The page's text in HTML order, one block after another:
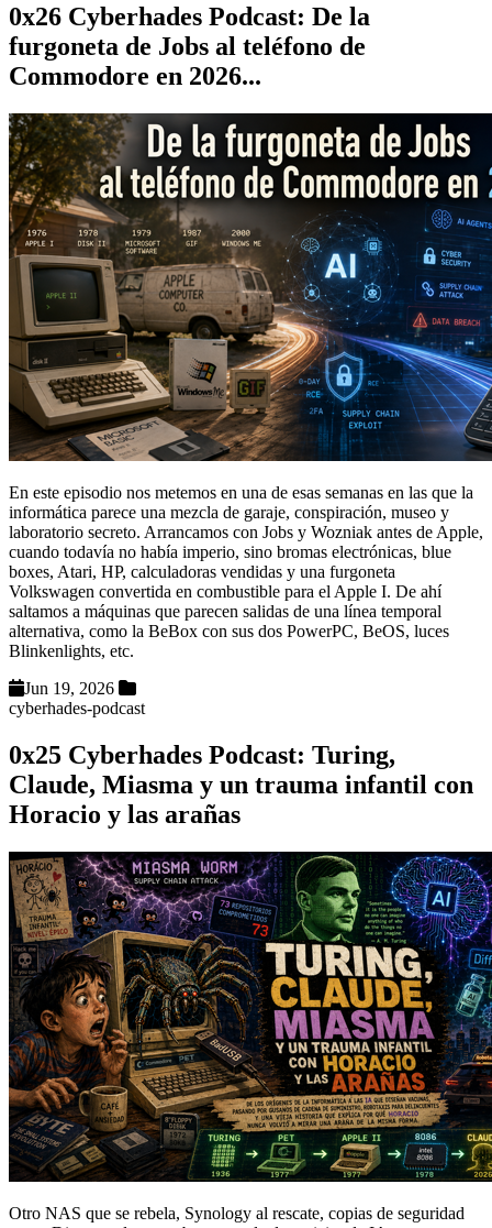
0x26 Cyberhades Podcast: De la
furgoneta de Jobs al teléfono de
Commodore en 2026...
En este episodio nos metemos en una de esas semanas en las que la
informática parece una mezcla de garaje, conspiración, museo y
laboratorio secreto. Arrancamos con Jobs y Wozniak antes de Apple,
cuando todavía no había imperio, sino bromas electrónicas, blue
boxes, Atari, HP, calculadoras vendidas y una furgoneta
Volkswagen convertida en combustible para el Apple I. De ahí
saltamos a máquinas que parecen salidas de una línea temporal
alternativa, como la BeBox con sus dos PowerPC, BeOS, luces
Blinkenlights, etc.
Jun 19, 2026
cyberhades-podcast
0x25 Cyberhades Podcast: Turing,
Claude, Miasma y un trauma infantil con
Horacio y las arañas
Otro NAS que se rebela, Synology al rescate, copias de seguridad